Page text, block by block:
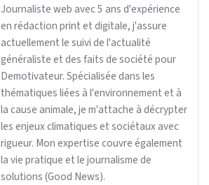
Journaliste web avec 5 ans d'expérience
en rédaction print et digitale, j'assure
actuellement le suivi de l'actualité
généraliste et des faits de société pour
Demotivateur. Spécialisée dans les
thématiques liées à l'environnement et à
la cause animale, je m'attache à décrypter
les enjeux climatiques et sociétaux avec
rigueur. Mon expertise couvre également
la vie pratique et le journalisme de
solutions (Good News).